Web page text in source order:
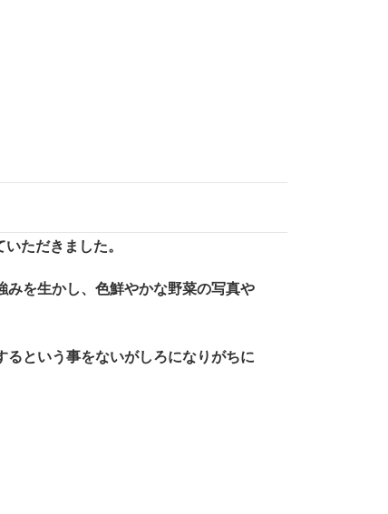
ただきました。
を生かし、色鮮やかな野菜の写真や
という事をないがしろになりがちに